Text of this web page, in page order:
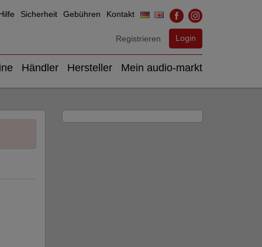
Sicherheit Gebühren Kontakt
Registrieren Login
Händler Hersteller Mein audio-markt